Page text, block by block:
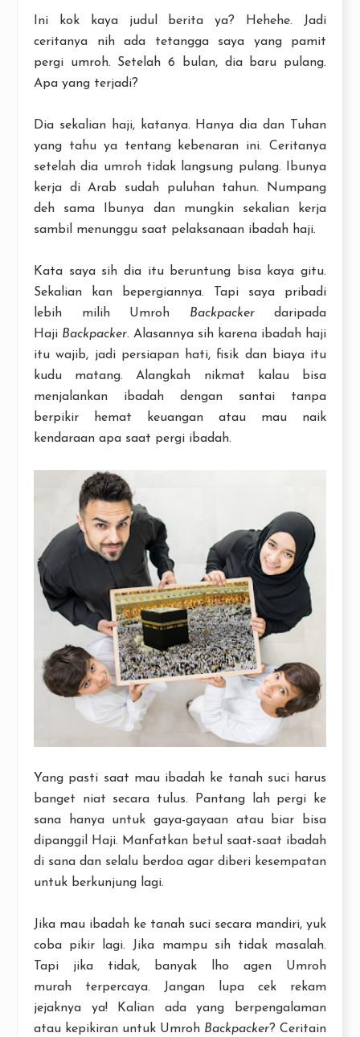
Ini kok kaya judul berita ya? Hehehe. Jadi
ceritanya nih ada tetangga saya yang pamit
pergi umroh. Setelah 6 bulan, dia baru pulang.
Apa yang terjadi?
Dia sekalian haji, katanya. Hanya dia dan Tuhan
yang tahu ya tentang kebenaran ini. Ceritanya
setelah dia umroh tidak langsung pulang. Ibunya
kerja di Arab sudah puluhan tahun. Numpang
deh sama Ibunya dan mungkin sekalian kerja
sambil menunggu saat pelaksanaan ibadah haji.
Kata saya sih dia itu beruntung bisa kaya gitu.
Sekalian kan bepergiannya. Tapi saya pribadi
lebih milih Umroh Backpackerdaripada
Haji Backpacker. Alasannya sih karena ibadah haji
itu wajib, jadi persiapan hati, fisik dan biaya itu
kudu matang. Alangkah nikmat kalau bisa
menjalankan ibadah dengan santai tanpa
berpikir hemat keuangan atau mau naik
kendaraan apa saat pergi ibadah.
Yang pasti saat mau ibadah ke tanah suci harus
banget niat secara tulus. Pantang lah pergi ke
sana hanya untuk gaya-gayaan atau biar bisa
dipanggil Haji. Manfatkan betul saat-saat ibadah
di sana dan selalu berdoa agar diberi kesempatan
untuk berkunjung lagi.
Jika mau ibadah ke tanah suci secara mandiri, yuk
coba pikir lagi. Jika mampu sih tidak masalah.
Tapi jika tidak, banyak lho agen Umroh
murah terpercaya. Jangan lupa cek rekam
jejaknya ya! Kalian ada yang berpengalaman
atau kepikiran untuk Umroh Backpacker? Ceritain